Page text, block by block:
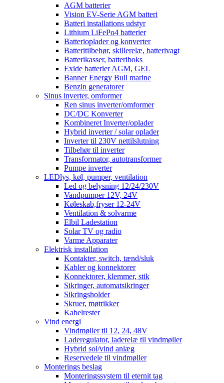
AGM batterier
Vision EV-Serie AGM batteri
Batteri installations udstyr
Lithium LiFePo4 batterier
Batterioplader og konverter
Batteritilbehør, skillerelæ, batterivagt
Batterikasser, batteriboks
Exide batterier AGM, GEL
Banner Energy Bull marine
Benzin generatorer
Sinus inverter, omformer
Ren sinus inverter/omformer
DC/DC Konverter
Kombineret Inverter/oplader
Hybrid inverter / solar oplader
Inverter til 230V nettilslutning
Tilbehør til inverter
Transformator, autotransformer
Pumpe inverter
LEDlys, køl, pumper, ventilation
Led og belysning 12/24/230V
Vandpumper 12V, 24V
Køleskab,fryser 12-24V
Ventilation & solvarme
Elbil Ladestation
Solar TV og radio
Varme Apparater
Elektrisk installation
Kontakter, switch, tænd/sluk
Kabler og konnektorer
Konnektorer, klemmer, stik
Sikringer, automatsikringer
Sikringsholder
Skruer, møtrikker
Kabelrester
Vind energi
Vindmøller til 12, 24, 48V
Laderegulator, laderelæ til vindmøller
Hybrid sol/vind anlæg
Reservedele til vindmøller
Monterings beslag
Monteringssystem til eternit tag